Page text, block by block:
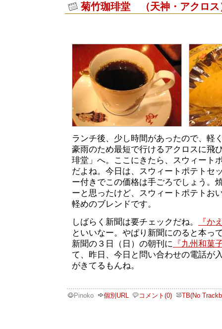
菊竹珈琲堂 （天神・アクロス
ランチ後、少し時間があったので、軽
豪雨のため最短で行けるアクロスに飛
琲堂」へ。ここにきたら、スウィート
だよね。今日は、スウィートポテトセ
ー付きでこの価格は手ごろでしょう。
ーと思ったけど、スウィートポテトお
軽めのブレンドです。
しばらく新聞は要チェックだね。
『か
といいなー。やぱり新聞にのると本っ
新聞の３日（日）の朝刊に 『九州和菓
て、昨日、今日と問い合わせの電話が
がきてるもんね。
Pinoko 個別URL コメント(0) TB(No